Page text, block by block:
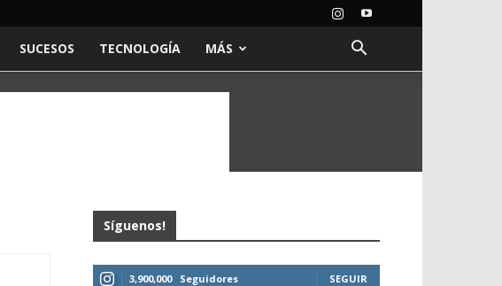
SUCESOS TECNOLOGÍA MÁS
Síguenos!
3,900,000 Seguidores SEGUIR